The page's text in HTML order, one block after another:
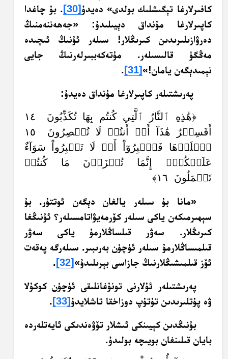
كافىرلارغا تېگىشلىك بولدى» دەيدۇ [30]
.‏ بۇ چاغدا
كاپىرلارغا مۇنداق دېيىلىدۇ: «جەھەننەمنىڭ
دەرۋازىلىرىدىن كىرىڭلار! سىلەر ئۇنىڭ ئىچىدە
مەڭگۈ قالىسىلەر. مۇتەكەببىرلەرنىڭ جايى
نېمىدېگەن يامان!» [31]
.‏
پەرىشتىلەر كاپىرلارغا مۇنداق دەيدۇ:
﴿هَٰذِهِ ٱلنَّارُ ٱلَّتِي كُنتُم بِهَا تُكَذِّبُونَ ١٤
أَفَسِحۡرٌ هَٰذَآ أَمۡ أَنتُمۡ لَا تُبۡصِرُونَ ١٥
ٱصۡلَوۡهَا فَٱصۡبِرُوٓاْ أَوۡ لَا تَصۡبِرُواْ سَوَآءٌ
عَلَيۡكُمۡۖ إِنَّمَا تُجۡزَوۡنَ مَا كُنتُمۡ
تَعۡمَلُونَ ١٦﴾
«مانا بۇ سىلەر يالغان دېگەن ئوتتۇر.‏ بۇ
سېھىرمىكەن ياكى سىلەر كۆرمەيۋاتامسىلەر؟‏ ئۇنىڭغا
كىرىڭلار. سەۋر قىلساڭلارمۇ ياكى سەۋر
قىلمىساڭلارمۇ سىلەر ئۈچۈن بەرىبىر. سىلەرگە پەقەت
ئۆز قىلمىشىڭلارنىڭ جازاسى بېرىلىدۇ» [32]
.‏
پەرىشتىلەر ئۇلارنى تونۇغانلىقى ئۈچۈن كوكۇلا
ۋە پۇتلىرىدىن تۇتۇپ دوزاخقا تاشلايدۇ [33]
.
بۇنىڭدىن كېيىنكى ئىشلار تۆۋەندىكى ئايەتلەردە
بايان قىلىنغان بويىچە بولىدۇ.